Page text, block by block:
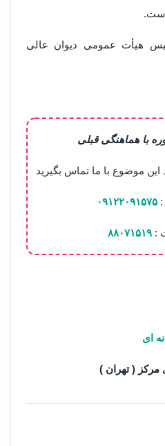
است.
هیأت عمومی دیوان عالی
با هماهنگی قبلی
موضوع با ما تماس بگیرید
:۰۹۱۲۲۰۹۱۵۷۵
: ۸۸۰۷۱۵۱۹
ای
مرکز ( تهران )